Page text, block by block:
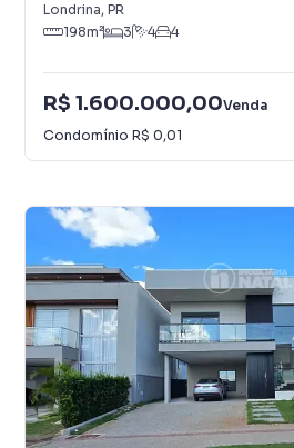
Londrina, PR
198m² 3 4 4
R$ 1.600.000,00Venda
Condomínio R$ 0,01